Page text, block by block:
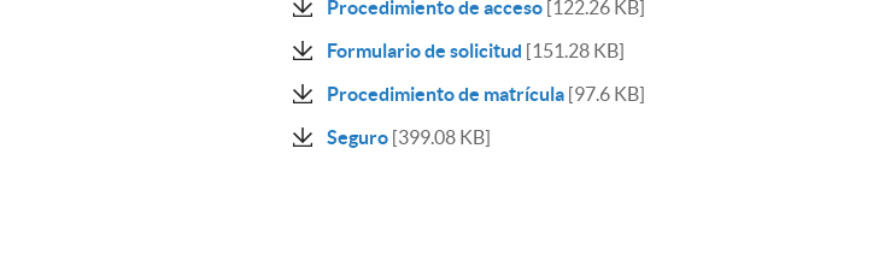
Procedimiento de acceso [122.26 KB]
Formulario de solicitud [151.28 KB]
Procedimiento de matrícula [97.6 KB]
Seguro [399.08 KB]